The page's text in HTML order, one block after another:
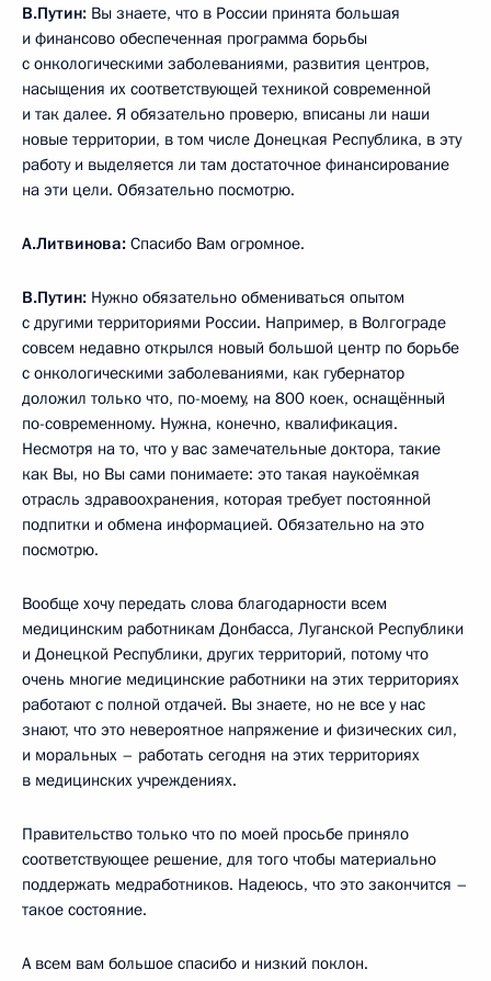
В.Путин: Вы знаете, что в России принята большая
и финансово обеспеченная программа борьбы
с онкологическими заболеваниями, развития центров,
насыщения их соответствующей техникой современной
и так далее. Я обязательно проверю, вписаны ли наши
новые территории, в том числе Донецкая Республика, в эту
работу и выделяется ли там достаточное финансирование
на эти цели. Обязательно посмотрю.
А.Литвинова: Спасибо Вам огромное.
В.Путин: Нужно обязательно обмениваться опытом
с другими территориями России. Например, в Волгограде
совсем недавно открылся новый большой центр по борьбе
с онкологическими заболеваниями, как губернатор
доложил только что, по-моему, на 800 коек, оснащённый
по-современному. Нужна, конечно, квалификация.
Несмотря на то, что у вас замечательные доктора, такие
как Вы, но Вы сами понимаете: это такая наукоёмкая
отрасль здравоохранения, которая требует постоянной
подпитки и обмена информацией. Обязательно на это
посмотрю.
Вообще хочу передать слова благодарности всем
медицинским работникам Донбасса, Луганской Республики
и Донецкой Республики, других территорий, потому что
очень многие медицинские работники на этих территориях
работают с полной отдачей. Вы знаете, но не все у нас
знают, что это невероятное напряжение и физических сил,
и моральных – работать сегодня на этих территориях
в медицинских учреждениях.
Правительство только что по моей просьбе приняло
соответствующее решение, для того чтобы материально
поддержать медработников. Надеюсь, что это закончится –
такое состояние.
А всем вам большое спасибо и низкий поклон.